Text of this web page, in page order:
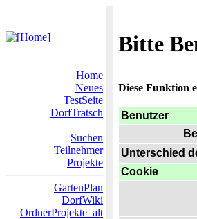
Bitte
Home
Neues
TestSeite
DorfTratsch
Suchen
Teilnehmer
Projekte
GartenPlan
DorfWiki
OrdnerProjekte_alt
Diese Funktion
Benutzer
Unterschied
Cookie